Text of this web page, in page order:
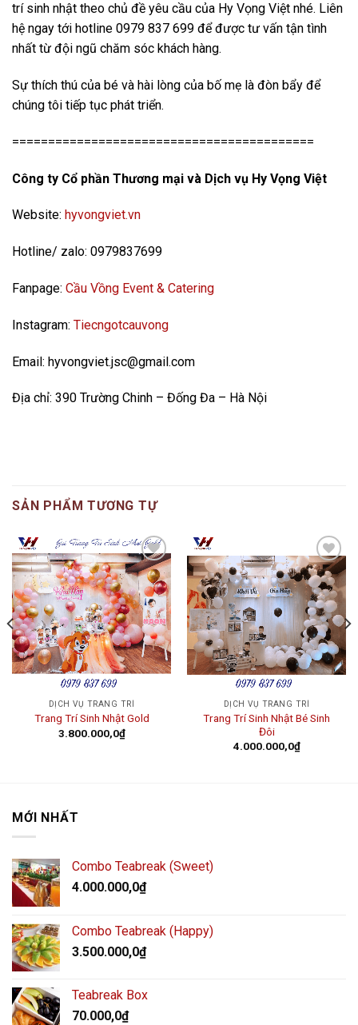
trí sinh nhật theo chủ đề yêu cầu của Hy Vọng Việt nhé. Liên
hệ ngay tới hotline 0979 837 699 để được tư vấn tận tình
nhất từ đội ngũ chăm sóc khách hàng.
Sự thích thú của bé và hài lòng của bố mẹ là đòn bẩy để
chúng tôi tiếp tục phát triển.
==========================================
Công ty Cổ phần Thương mại và Dịch vụ Hy Vọng Việt
Website: hyvongviet.vn
Hotline/ zalo: 0979837699
Fanpage: Cầu Vồng Event & Catering
Instagram: Tiecngotcauvong
Email: hyvongviet.jsc@gmail.com
Địa chỉ: 390 Trường Chinh – Đống Đa – Hà Nội
SẢN PHẨM TƯƠNG TỰ
Add to
wishlist
DỊCH VỤ TRANG TRÍ
Trang Trí Sinh Nhật Gold
3.800.000,0₫
Add to
wishlist
DỊCH VỤ TRANG TRÍ
Trang Trí Sinh Nhật Bé Sinh
Đôi
4.000.000,0₫
MỚI NHẤT
Combo Teabreak (Sweet)
4.000.000,0₫
Combo Teabreak (Happy)
3.500.000,0₫
Teabreak Box
70.000,0₫